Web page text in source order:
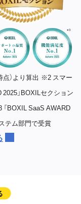
）より算出 ※2 スマー
」BOXILセクション
「BOXIL SaaS AWARD
テム部門で受賞